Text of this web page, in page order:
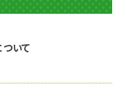
いて